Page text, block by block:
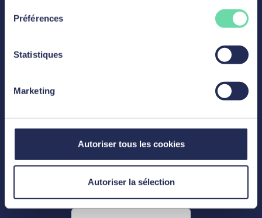
Préférences
Statistiques
Marketing
Autoriser tous les cookies
Autoriser la sélection
Découvrir l'offre